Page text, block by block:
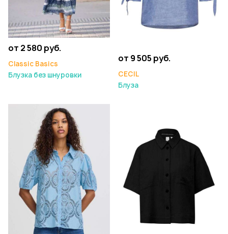
от 2 580 руб.
Classic Basics
Блузка без шнуровки
от 9 505 руб.
CECIL
Блуза